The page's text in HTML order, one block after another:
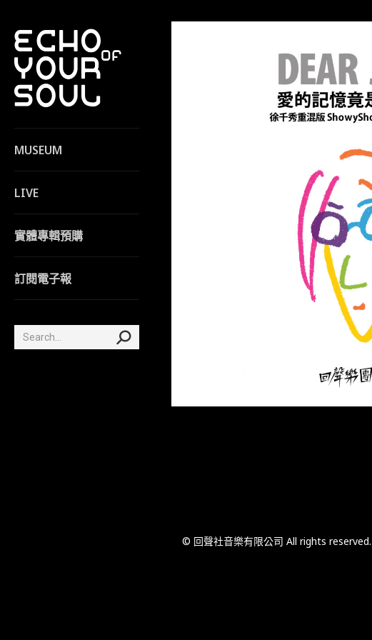
MUSEUM
LIVE
實體專輯預購
訂閱電子報
Search:
© 回聲社音樂有限公司 All rights reserved.